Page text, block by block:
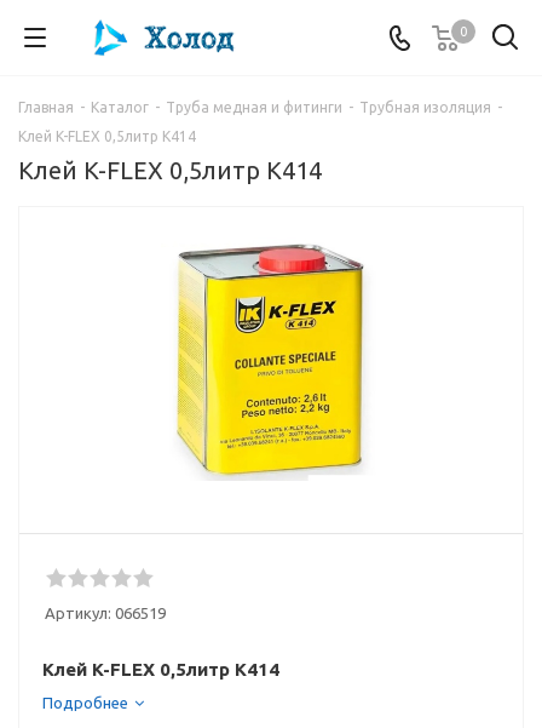
0
Главная - Каталог - Труба медная и фитинги - Трубная изоляция -
Клей K-FLEX 0,5литр К414
Клей K-FLEX 0,5литр К414
Артикул: 066519
Клей K-FLEX 0,5литр К414
Подробнее